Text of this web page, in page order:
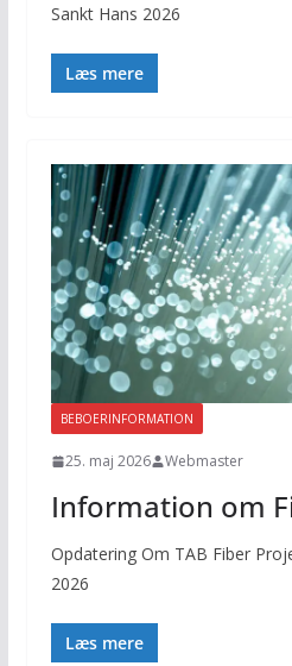
Sankt Hans 2026
Læs mere
BEBOERINFORMATION
25. maj 2026 Webmaster
Information om
Opdatering Om TAB Fiber
2026
Læs mere